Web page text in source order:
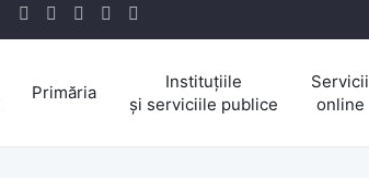
Primăria
Instituțiile
și serviciile publice
Servicii
online